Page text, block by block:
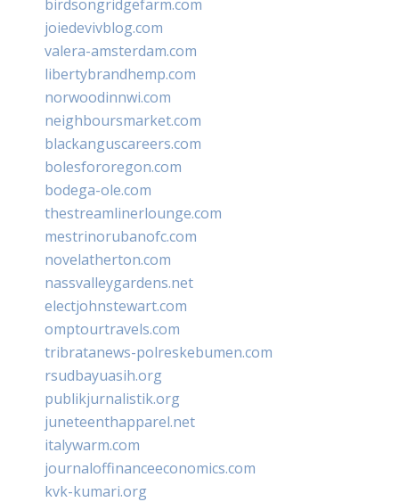
birdsongridgefarm.com
joiedevivblog.com
valera-amsterdam.com
libertybrandhemp.com
norwoodinnwi.com
neighboursmarket.com
blackanguscareers.com
bolesfororegon.com
bodega-ole.com
thestreamlinerlounge.com
mestrinorubanofc.com
novelatherton.com
nassvalleygardens.net
electjohnstewart.com
omptourtravels.com
tribratanews-polreskebumen.com
rsudbayuasih.org
publikjurnalistik.org
juneteenthapparel.net
italywarm.com
journaloffinanceeconomics.com
kvk-kumari.org